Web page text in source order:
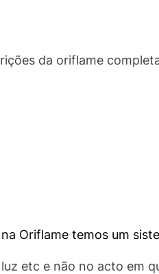
da oriflame
Oriflame temos um
etc e não no acto em